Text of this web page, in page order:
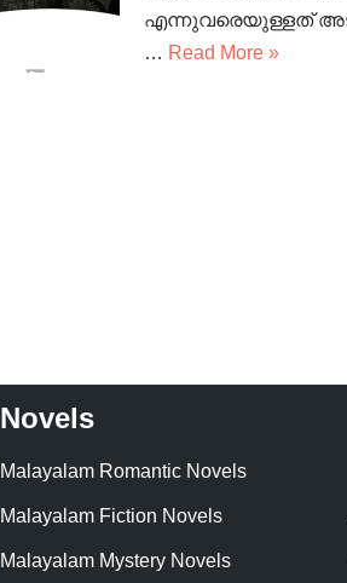
എന്നുവരെയുള്ളത്
… Read More »
Novels
Malayalam Romantic Novels
Malayalam Fiction Novels
Malayalam Mystery Novels